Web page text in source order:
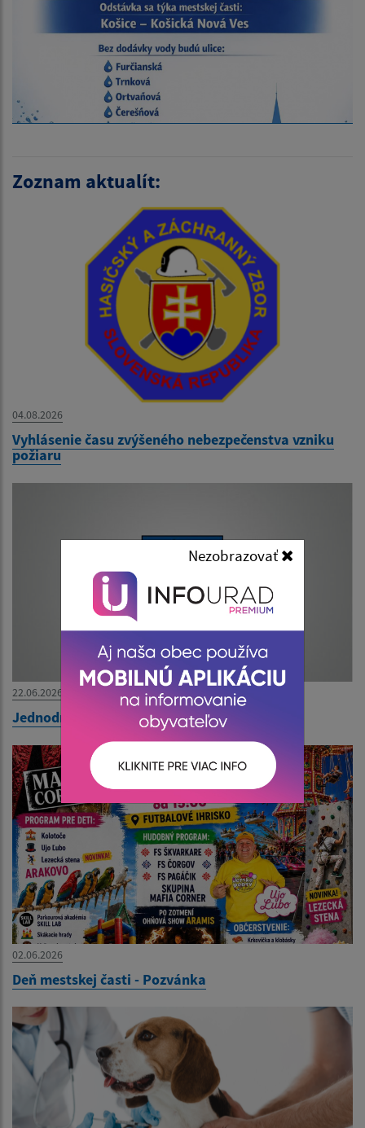
Zoznam aktualít:
04.08.2026
Vyhlásenie času zvýšeného nebezpečenstva vzniku
požiaru
22.06.2026
Jednodňové zájazdy do Maďarska
02.06.2026
Deň mestskej časti - Pozvánka
Nezobrazovať